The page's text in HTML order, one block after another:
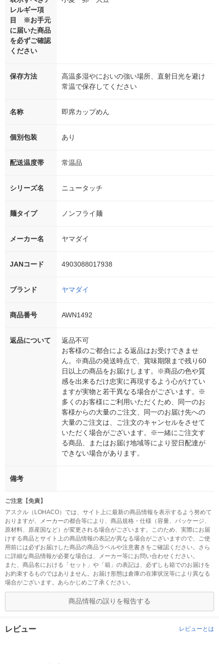
レルギー項
目 ※お手元
に届いた商品
を必ずご確認
ください
保存方法
高温多湿やにおいの強い場所、直射日光を避け
常温で保存してください
名称 即席カップめん
個別包装 あり
配送温度帯 常温品
シリーズ名 ニュータッチ
麺タイプ ノンフライ麺
メーカー名 ヤマダイ
JANコード 4903088017938
ブランド ヤマダイ
商品番号 AWN1492
返品について
返品不可
お客様のご都合による返品はお受けできませ
ん。※商品の発送時点で、賞味期限まで残り60
日以上の商品をお届けします。※商品の色や質
感を出来るだけ忠実に再現するよう心がけてい
ますが実物と若干異なる場合がございます。※
多くのお客様にご利用いただくため、同一のお
客様からの大量のご注文、同一のお届け先への
大量のご注文は、ご注文のキャンセルをさせて
いただく場合がございます。※一緒にご注文す
る商品、またはお届け地域等により翌日配達が
できない場合があります。
備考
ご注意【免責】
アスクル（LOHACO）では、サイト上に最新の商品情報を表示するよう努めて
おりますが、メーカーの都合等により、商品規格・仕様（容量、パッケージ、
原材料、原産国など）が変更される場合がございます。このため、実際にお届
けする商品とサイト上の商品情報の表記が異なる場合がございますので、ご使
用前には必ずお届けした商品の商品ラベルや注意書きをご確認ください。さら
に詳細な商品情報が必要な場合は、メーカー等にお問い合わせください。
また、商品名における「セット」や「箱」の表記は、必ずしも箱でのお届けを
お約束するものではありません。お届け形態は倉庫の在庫状況等により異なる
場合がございます。あらかじめご了承ください。
商品情報の誤りを報告する
レビュー レビューとは